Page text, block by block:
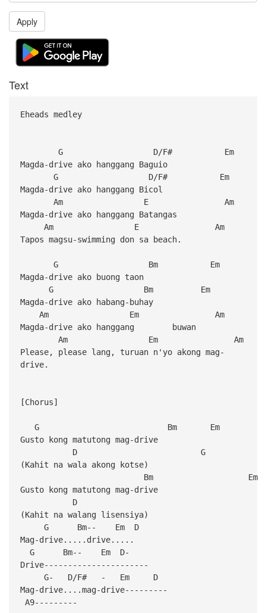
Apply
Text
Eheads medley
G D/F# Em
Magda-drive ako hanggang Baguio
G D/F# Em
Magda-drive ako hanggang Bicol
Am E Am
Magda-drive ako hanggang Batangas
Am E Am
Tapos magsu-swimming don sa beach.
G Bm Em
Magda-drive ako buong taon
G Bm Em
Magda-drive ako habang-buhay
Am Em Am
Magda-drive ako hanggang buwan
Am Em Am
Please, please lang, turuan n'yo akong mag-
drive.
[Chorus]
G Bm Em
Gusto kong matutong mag-drive
D G
(Kahit na wala akong kotse)
Bm
Gusto kong matutong mag-drive
D
(Kahit na walang lisensiya)
G Bm-- Em D
Mag-drive.....drive.....
G Bm-- Em D-
Drive----------------------
G- D/F# - Em D
Mag-drive....mag-drive---------
A9---------